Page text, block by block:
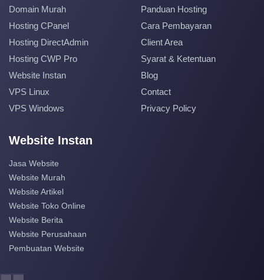
Domain Murah
Hosting CPanel
Hosting DirectAdmin
Hosting CWP Pro
Website Instan
VPS Linux
VPS Windows
Panduan Hosting
Cara Pembayaran
Client Area
Syarat & Ketentuan
Blog
Contact
Privacy Policy
Website Instan
Jasa Website
Website Murah
Website Artikel
Website Toko Online
Website Berita
Website Perusahaan
Pembuatan Website